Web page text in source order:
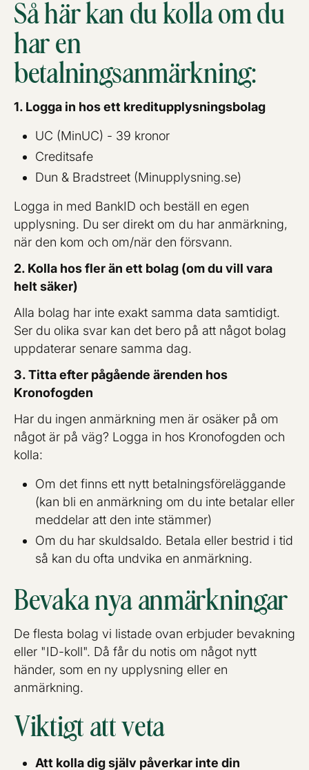
Så här kan du kolla om du
har en
betalningsanmärkning:
1. Logga in hos ett kreditupplysningsbolag
UC (MinUC) - 39 kronor
Creditsafe
Dun & Bradstreet (Minupplysning.se)
Logga in med BankID och beställ en egen
upplysning. Du ser direkt om du har anmärkning,
när den kom och om/när den försvann.
2. Kolla hos fler än ett bolag (om du vill vara
helt säker)
Alla bolag har inte exakt samma data samtidigt.
Ser du olika svar kan det bero på att något bolag
uppdaterar senare samma dag.
3. Titta efter pågående ärenden hos
Kronofogden
Har du ingen anmärkning men är osäker på om
något är på väg? Logga in hos Kronofogden och
kolla:
Om det finns ett nytt betalningsföreläggande
(kan bli en anmärkning om du inte betalar eller
meddelar att den inte stämmer)
Om du har skuldsaldo. Betala eller bestrid i tid
så kan du ofta undvika en anmärkning.
Bevaka nya anmärkningar
De flesta bolag vi listade ovan erbjuder bevakning
eller "ID-koll". Då får du notis om något nytt
händer, som en ny upplysning eller en
anmärkning.
Viktigt att veta
Att kolla dig själv påverkar inte din